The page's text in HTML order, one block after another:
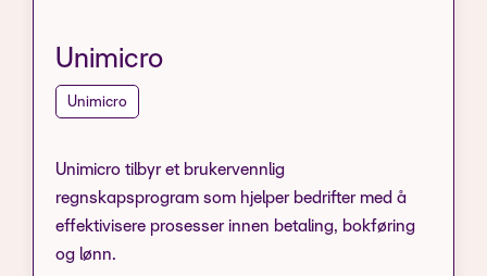
Unimicro
Unimicro
Unimicro tilbyr et brukervennlig
regnskapsprogram som hjelper bedrifter med å
effektivisere prosesser innen betaling, bokføring
og lønn.